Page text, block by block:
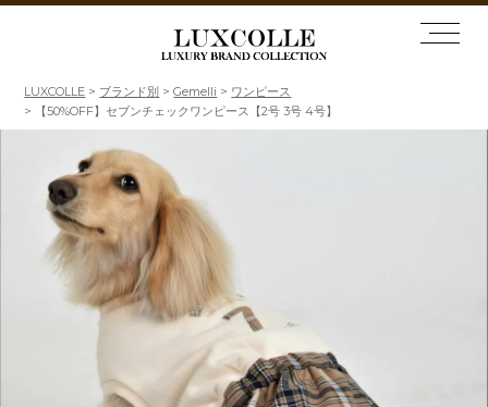
LUXCOLLE ブランド別 Gemelli
ワンピース
【50%OFF】セブンチェックワンピース【2号 3号 4号】